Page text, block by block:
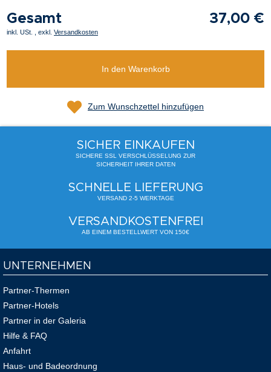
Gesamt 37,00 €
inkl. USt. , exkl. Versandkosten
In den Warenkorb
Zum Wunschzettel hinzufügen
SICHER EINKAUFEN
SICHERE SSL VERSCHLÜSSELUNG ZUR
SICHERHEIT IHRER DATEN
SCHNELLE LIEFERUNG
VERSAND 2-5 WERKTAGE
VERSANDKOSTENFREI
AB EINEM BESTELLWERT VON 150€
UNTERNEHMEN
Partner-Thermen
Partner-Hotels
Partner in der Galeria
Hilfe & FAQ
Anfahrt
Haus- und Badeordnung